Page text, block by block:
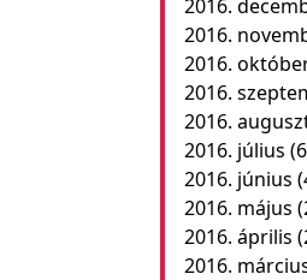
2016.
2016.
2016.
2016.
2016.
2016. július
2016. június
2016. május
2016. április
2016.